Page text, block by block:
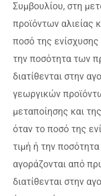
Συμβουλίου, στη
προϊόντων αλιείας
ποσό της ενίσχυσης
την ποσότητα των
διατίθενται στην
γεωργικών
μεταποίησης και
όταν το ποσό της
τιμή ή την
αγοράζονται από
διατίθενται στην